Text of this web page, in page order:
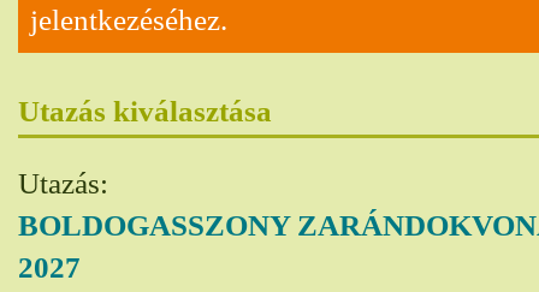
jelentkezéséhez.
Utazás kiválasztása
Utazás:
BOLDOGASSZONY
2027